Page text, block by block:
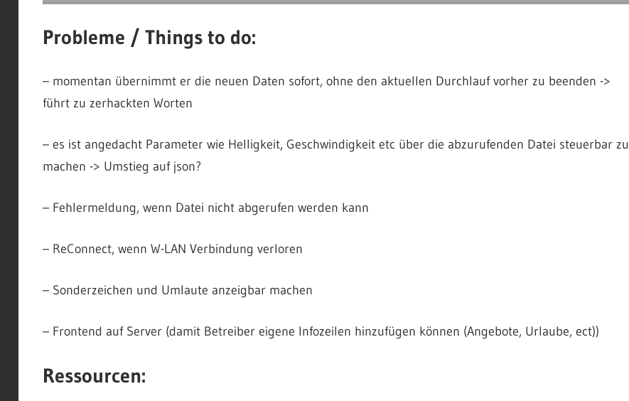
Probleme / Things to do:
– momentan übernimmt er die neuen Daten sofort, ohne den aktuellen Durchlauf vorher zu beenden ->
führt zu zerhackten Worten
– es ist angedacht Parameter wie Helligkeit, Geschwindigkeit etc über die abzurufenden Datei steuerbar zu
machen -> Umstieg auf json?
– Fehlermeldung, wenn Datei nicht abgerufen werden kann
– ReConnect, wenn W-LAN Verbindung verloren
– Sonderzeichen und Umlaute anzeigbar machen
– Frontend auf Server (damit Betreiber eigene Infozeilen hinzufügen können (Angebote, Urlaube, ect))
Ressourcen: